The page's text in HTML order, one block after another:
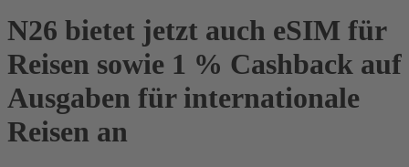
N26 bietet jetzt auch eSIM für
Reisen sowie 1 % Cashback auf
Ausgaben für internationale
Reisen an